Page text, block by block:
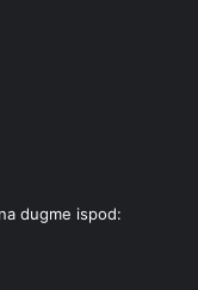
dugme ispod: